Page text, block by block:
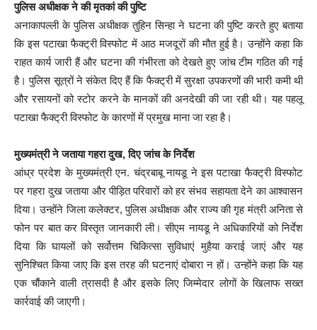
पुलिस अधीक्षक ने की मृतकां की पुष्टि
अनाकापल्ली के पुलिस अधीक्षक तुहिन सिन्हा ने घटना की पुष्टि करते हुए बताया
कि इस पटाखा फैक्ट्री विस्फोट में आठ मजदूरों की मौत हुई है। उन्होंने कहा कि
राहत कार्य जारी हैं और घटना की गंभीरता को देखते हुए जांच टीम गठित की गई
है। पुलिस सूत्रों ने संकेत दिए हैं कि फैक्ट्री में सुरक्षा उपकरणों की भारी कमी थी
और रसायनों को स्टोर करने के मानकों की अनदेखी की जा रही थी। यह पहलू
पटाखा फैक्ट्री विस्फोट के कारणों में प्रमुख माना जा रहा है।
मुख्यमंत्री ने जताया गहरा दुख, दिए जांच के निर्देश
आंध्र प्रदेश के मुख्यमंत्री एन. चंद्रबाबू नायडू ने इस पटाखा फैक्ट्री विस्फोट
पर गहरा दुख जताया और पीड़ित परिवारों को हर संभव सहायता देने का आश्वासन
दिया। उन्होंने जिला कलेक्टर, पुलिस अधीक्षक और राज्य की गृह मंत्री अनिता से
फोन पर बात कर विस्तृत जानकारी ली। सीएम नायडू ने अधिकारियों को निर्देश
दिया कि घायलों को सर्वोत्तम चिकित्सा सुविधाएं मुहैया कराई जाएं और यह
सुनिश्चित किया जाए कि इस तरह की घटनाएं दोबारा न हों। उन्होंने कहा कि यह
एक चौंकाने वाली त्रासदी है और इसके लिए जिम्मेदार लोगों के खिलाफ सख्त
कार्रवाई की जाएगी।